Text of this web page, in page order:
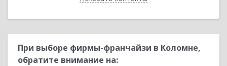
При выборе фирмы-франчайзи в Коломне,
обратите внимание на: